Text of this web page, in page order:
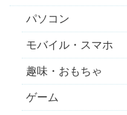
パソコン
モバイル・スマホ
趣味・おもちゃ
ゲーム